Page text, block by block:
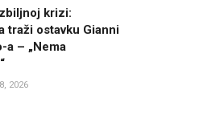
krizi:
traži ostavku Gianni
a – „Nema
2026